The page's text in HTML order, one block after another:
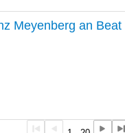
Meyenberg an